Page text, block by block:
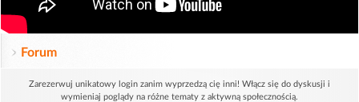
Forum
Zarezerwuj unikatowy login zanim wyprzedzą cię inni! Włącz się do dyskusji i
wymieniaj poglądy na różne tematy z aktywną społecznością.